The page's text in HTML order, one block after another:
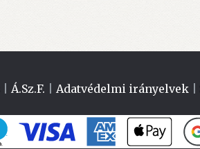
Á.Sz.F. Adatvédelmi irányelvek